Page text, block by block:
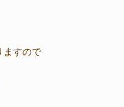
ますので